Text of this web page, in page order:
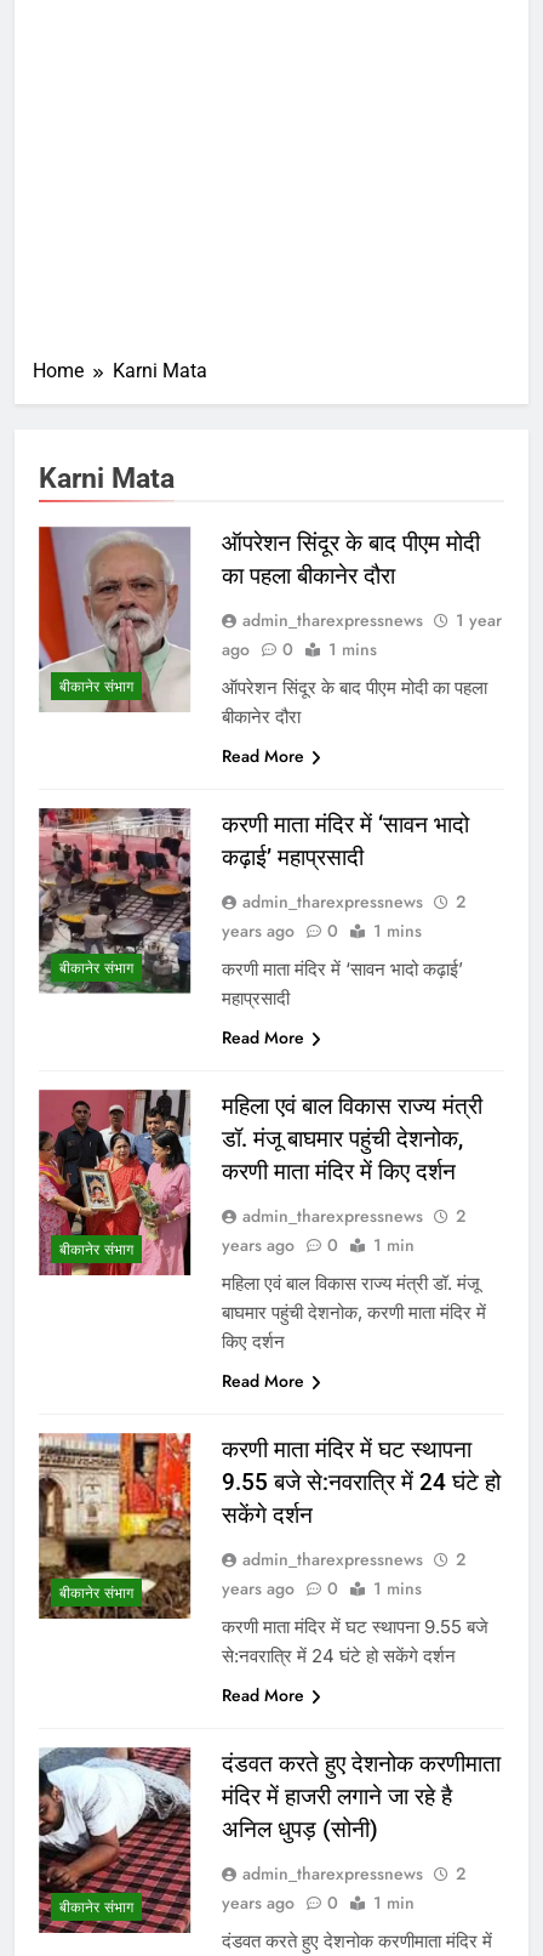
Home Karni Mata
Karni Mata
बीकानेर संभाग
ऑपरेशन सिंदूर के बाद पीएम मोदी
का पहला बीकानेर दौरा
admin_tharexpressnews
1 year
ago
0 1 mins
ऑपरेशन सिंदूर के बाद पीएम मोदी का पहला
बीकानेर दौरा
Read More
बीकानेर संभाग
करणी माता मंदिर में ‘सावन भादो
कढ़ाई’ महाप्रसादी
admin_tharexpressnews
2
years ago
0 1 mins
करणी माता मंदिर में ‘सावन भादो कढ़ाई’
महाप्रसादी
Read More
बीकानेर संभाग
महिला एवं बाल विकास राज्य मंत्री
डॉ. मंजू बाघमार पहुंची देशनोक,
करणी माता मंदिर में किए दर्शन
admin_tharexpressnews
2
years ago
0 1 min
महिला एवं बाल विकास राज्य मंत्री डॉ. मंजू
बाघमार पहुंची देशनोक, करणी माता मंदिर में
किए दर्शन
Read More
बीकानेर संभाग
करणी माता मंदिर में घट स्थापना
9.55 बजे से:नवरात्रि में 24 घंटे हो
सकेंगे दर्शन
admin_tharexpressnews
2
years ago
0 1 mins
करणी माता मंदिर में घट स्थापना 9.55 बजे
से:नवरात्रि में 24 घंटे हो सकेंगे दर्शन
Read More
बीकानेर संभाग
दंडवत करते हुए देशनोक करणीमाता
मंदिर में हाजरी लगाने जा रहे है
अनिल धुपड़ (सोनी)
admin_tharexpressnews
2
years ago
0 1 min
दंडवत करते हुए देशनोक करणीमाता मंदिर में